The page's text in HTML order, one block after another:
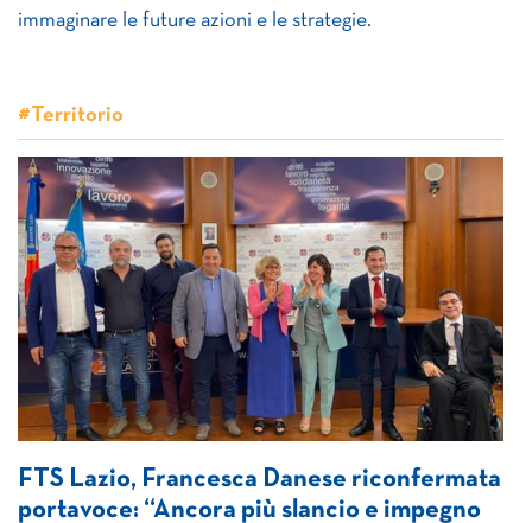
immaginare le future azioni e le strategie.
#Territorio
FTS Lazio, Francesca Danese riconfermata
portavoce: “Ancora più slancio e impegno